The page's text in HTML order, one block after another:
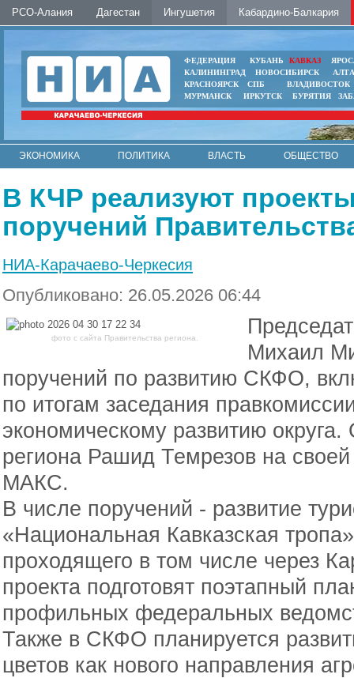
РСО-Алания Дагестан Ингушетия Кабардино-Балкария
ФЕДЕРАЦИЯ КУБАНЬ КАВКАЗ
КАЛИНИНГРАД
НОВОСИБИРСК
КРАСНОЯРСК
СПБ
ВЛАДИВОСТОК
МУРМАНСК
ИРКУТСК БУРЯТИЯ
ЭКОНОМИКА ПОЛИТИКА ВЛАСТЬ
ОБЩЕСТВО
В КЧР реализуют
поручений
НИА-Карачаево-Черкесия
Опубликовано: 26.05.2026 06:44
фото с сайта Правительства региона.
Михаил
поручений по развитию СКФО,
по итогам заседания
экономическому развитию
региона Рашид Темрезов на
МАКС.
В числе поручений - развитие
«Национальная Кавказская
проходящего в том числе через
проекта подготовят поэтапный
профильных федеральных
Также в СКФО планируется
цветов как нового направления